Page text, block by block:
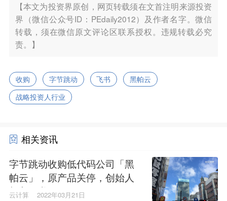
【本文为投资界原创，网页转载须在文首注明来源投资
界（微信公众号ID：PEdaily2012）及作者名字。微信
转载，须在微信原文评论区联系授权。违规转载必究
责。】
收购 字节跳动 飞书
黑帕云
战略投资人行业
相关资讯
字节跳动收购低代码公司「黑
帕云」，原产品关停，创始人
加入飞书
云计算 2022年03月21日